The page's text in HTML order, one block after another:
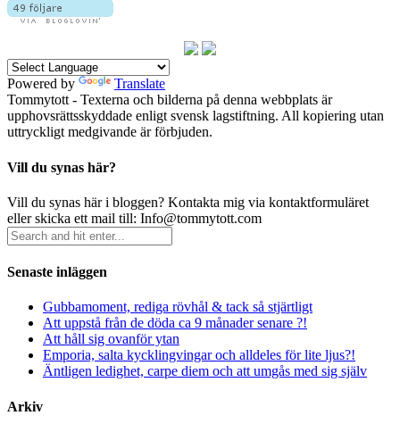
Powered by
Translate
Tommytott - Texterna och bilderna på denna webbplats är
upphovsrättsskyddade enligt svensk lagstiftning. All kopiering utan
uttryckligt medgivande är förbjuden.
Vill du synas här?
Vill du synas här i bloggen? Kontakta mig via kontaktformuläret
eller skicka ett mail till: Info@tommytott.com
Senaste inläggen
Gubbamoment, rediga rövhål & tack så stjärtligt
Att uppstå från de döda ca 9 månader senare ?!
Att håll sig ovanför ytan
Emporia, salta kycklingvingar och alldeles för lite ljus?!
Äntligen ledighet, carpe diem och att umgås med sig själv
Arkiv